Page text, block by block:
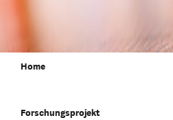
Home
Forschungsprojekt